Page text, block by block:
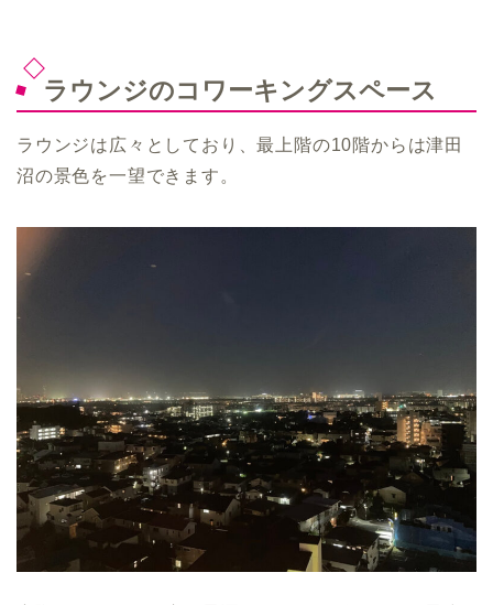
ラウンジのコワーキングスペース
ラウンジは広々としており、最上階の10階からは津田
沼の景色を一望できます。